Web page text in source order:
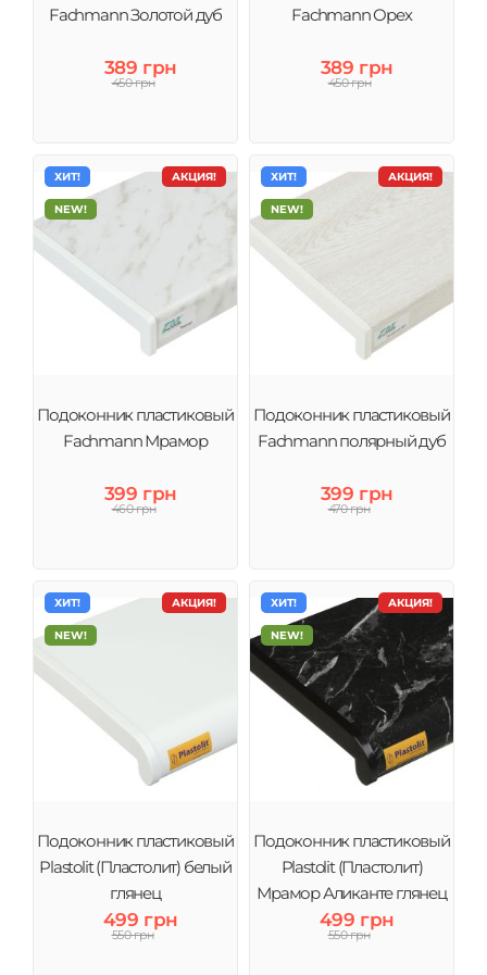
Fachmann Золотой дуб
389 грн
450 грн
Fachmann Орех
389 грн
450 грн
АКЦИЯ!
ХИТ!
NEW!
Подоконник пластиковый
Fachmann Мрамор
399 грн
460 грн
АКЦИЯ!
ХИТ!
NEW!
Подоконник пластиковый
Fachmann полярный дуб
399 грн
470 грн
АКЦИЯ!
ХИТ!
NEW!
Подоконник пластиковый
Plastolit (Пластолит) белый
глянец
499 грн
550 грн
АКЦИЯ!
ХИТ!
NEW!
Подоконник пластиковый
Plastolit (Пластолит)
Мрамор Аликанте глянец
499 грн
550 грн